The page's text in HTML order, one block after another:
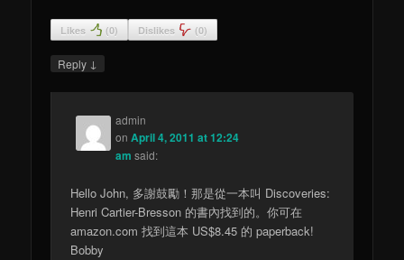
Likes (0) Dislikes (0)
Reply ↓
admin
onApril 4, 2011 at 12:24
am said:
Hello John, 多謝鼓勵！那是從一本叫 Discoveries:
Henri Cartier-Bresson 的書內找到的。你可在
amazon.com 找到這本 US$8.45 的 paperback!
Bobby